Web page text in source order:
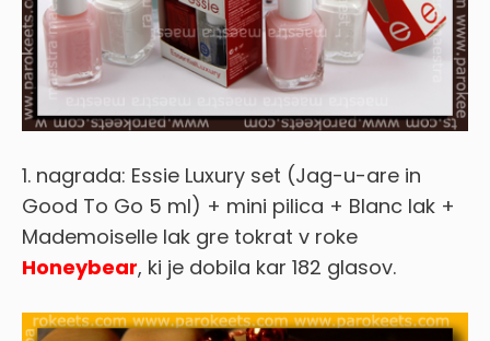
1. nagrada: Essie Luxury set (Jag-u-are in
Good To Go 5 ml) + mini pilica + Blanc lak +
Mademoiselle lak gre tokrat v roke
Honeybear, ki je dobila kar 182 glasov.